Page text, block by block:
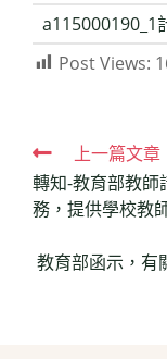
a115000190_1
Post Views:
Read
more
articles
上一篇文章
轉知-教育部教師
務，提供學校教
教育部函示，有